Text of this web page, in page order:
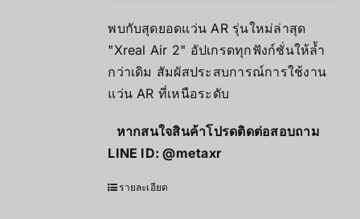
พบกับสุดยอดแว่น AR รุ่นใหม่ล่าสุด
"Xreal Air 2" อัปเกรดทุกฟังก์ชั่นให้ล้ำ
กว่าเดิม สัมผัสประสบการณ์การใช้งาน
แว่น AR ที่เหนือระดับ
หากสนใจสินค้าโปรดติดต่อสอบถาม
LINE ID:@metaxr
รายละเอียด